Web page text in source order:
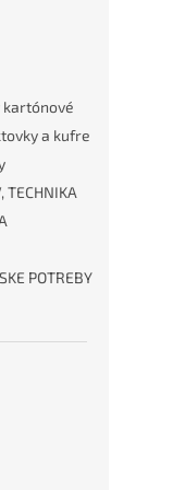
kartónové
a kufre
TECHNIKA
POTREBY